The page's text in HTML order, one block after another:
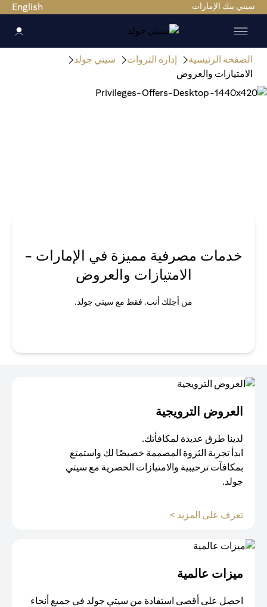
سيتي بنك الإمارات English
الصفحة الرئيسية إدارة الثروات
سيتي جولد
الامتيازات والعروض
خدمات مصرفية مميزة في الإمارات -
الامتيازات والعروض
من أجلك أنت. فقط مع سيتي جولد.
العروض الترويجية
لدينا طرق عديدة لمكافأتك.
ابدأ تجربة الثروة المصممة خصيصًا لك واستمتع
بمكافآت ترحيبية والامتيازات الحصرية مع سيتي
جولد.
تعرف على المزيد >
ميزات عالمية
احصل على أقصى استفادة من سيتي جولد في جميع أنحاء